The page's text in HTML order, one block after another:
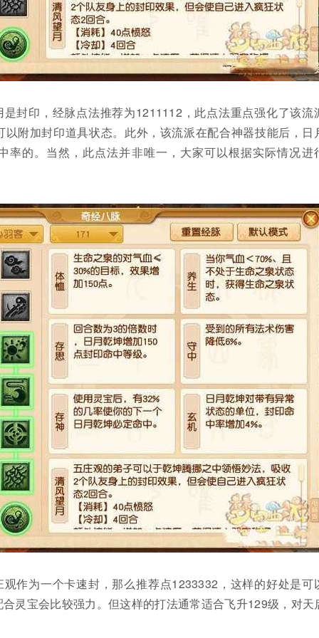
封印，经脉点法推荐为1211112，此点法重点强化了该流
附加封印道具状态。此外，该流派在配合神器技能后，日
率的。当然，此点法并非唯一，大家可以根据实际情况进
作为一个卡速封，那么推荐点1233332，这样的好处是可
灵宝会比较强力。但这样的打法通常适合飞升129级，对天